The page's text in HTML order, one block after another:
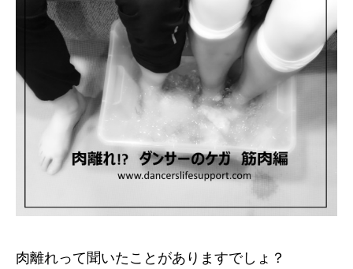
肉離れって聞いたことがありますでしょ？